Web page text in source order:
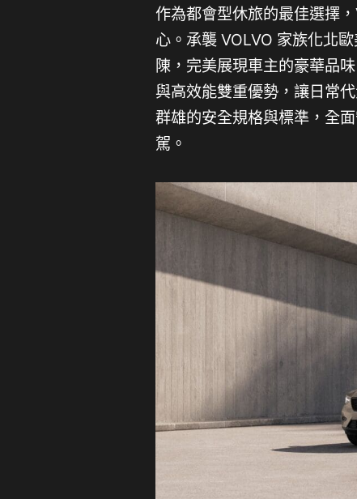
作為都會型休旅的最佳選擇
心。承襲 VOLVO 家族化北
陳，完美展現車主的豪華品
與高效能雙重優勢，讓日常
群雄的安全規格與標準，全
駕。